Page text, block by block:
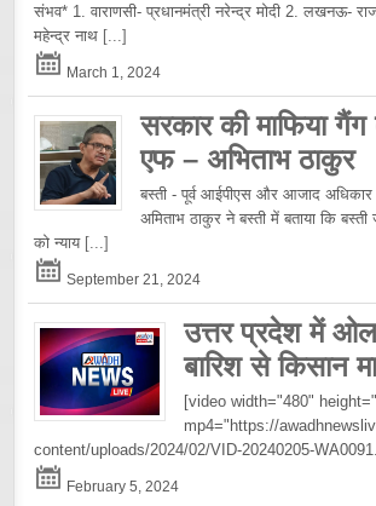
संभव* 1. वाराणसी- प्रधानमंत्री नरेन्द्र मोदी 2. लखनऊ-
महेन्द्र नाथ [...]
March 1, 2024
सरकार की माफिया गैंग
एफ – अभिताभ ठाकुर
बस्ती - पूर्व आईपीएस और आजाद अधिकार
अमिताभ ठाकुर ने बस्ती में बताया कि
को न्याय [...]
September 21, 2024
उत्तर प्रदेश में
बारिश से किसान
[video width="480"
mp4="https://
content/uploads/2024/02/VID-20240205-
February 5, 2024